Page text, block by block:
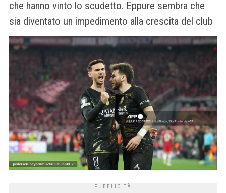
che hanno vinto lo scudetto. Eppure sembra che
sia diventato un impedimento alla crescita del club